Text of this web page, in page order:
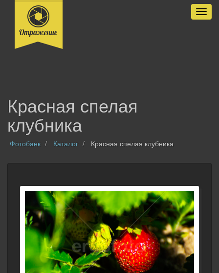
Красная спелая
клубника
Фотобанк Каталог Красная спелая клубника